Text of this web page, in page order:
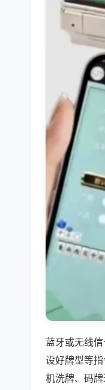
蓝牙或无线
设好牌型等
机洗牌、码牌